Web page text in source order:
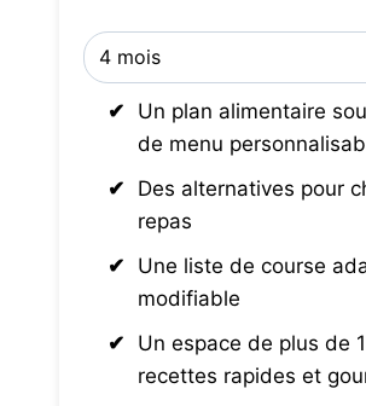
Un plan alimentaire
de menu
Des alternatives pour
repas
Une liste de course
modifiable
Un espace de plus de
recettes rapides et